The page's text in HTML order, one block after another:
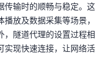
传输时的顺畅与稳定。这
放及数据采集等场景，
，隧道代理的设置过程相
实现快速连接，让网络活